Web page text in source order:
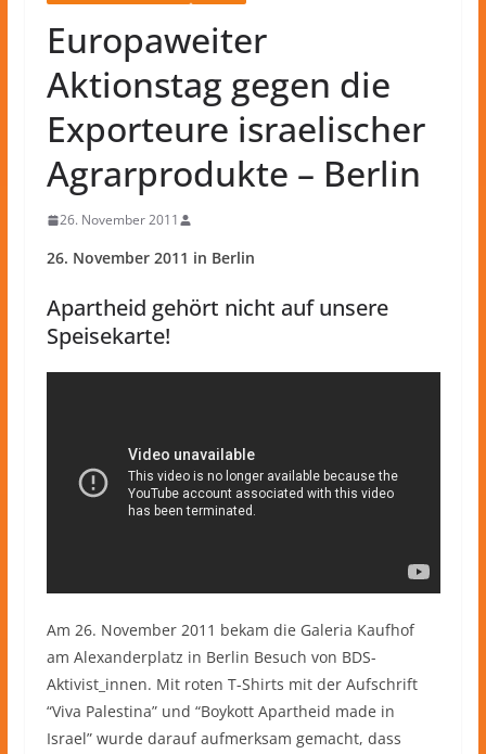
Europaweiter
Aktionstag gegen die
Exporteure israelischer
Agrarprodukte – Berlin
26. November 2011
26. November 2011 in Berlin
Apartheid gehört nicht auf unsere
Speisekarte!
Am 26. November 2011 bekam die Galeria Kaufhof
am Alexanderplatz in Berlin Besuch von BDS-
Aktivist_innen. Mit roten T-Shirts mit der Aufschrift
“Viva Palestina” und “Boykott Apartheid made in
Israel” wurde darauf aufmerksam gemacht, dass